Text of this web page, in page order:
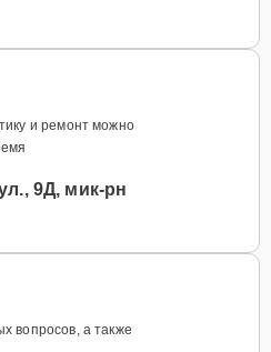
и ремонт можно
9Д, мик-рн
вопросов, а также